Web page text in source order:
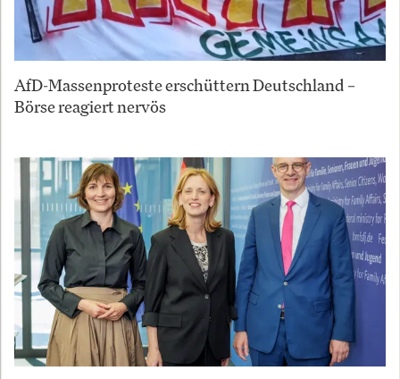
AfD-Massenproteste erschüttern Deutschland –
Börse reagiert nervös